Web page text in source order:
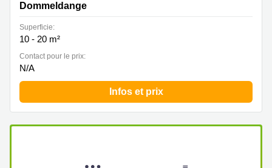
Dommeldange
Superficie:
10 - 20 m²
Contact pour le prix:
N/A
Infos et prix